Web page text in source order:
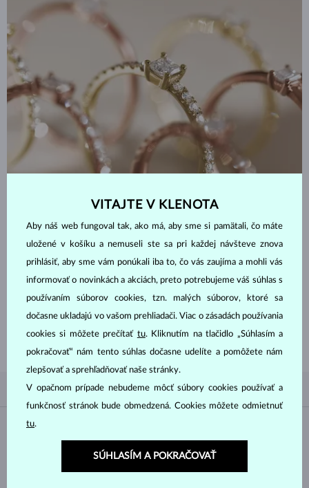
ZISTIŤ VIAC
nadčasového aj klasického dizajnu.
PODĽA OBĽÚBENOSTI 0/0 FILTROVANIE
Materiál
VITAJTE V KLENOTA
Aby náš web fungoval tak, ako má, aby sme si pamätali, čo máte
uložené v košíku a nemuseli ste sa pri každej návšteve znova
prihlásiť, aby sme vám ponúkali iba to, čo vás zaujíma a mohli vás
informovať o novinkách a akciách, preto potrebujeme váš súhlas s
používaním súborov cookies, tzn. malých súborov, ktoré sa
dočasne ukladajú vo vašom prehliadači. Viac o zásadách používania
cookies si môžete prečítať tu. Kliknutím na tlačidlo „Súhlasím a
pokračovať“ nám tento súhlas dočasne udelíte a pomôžete nám
zlepšovať a sprehľadňovať naše stránky.
V opačnom prípade nebudeme môcť súbory cookies používať a
funkčnosť stránok bude obmedzená. Cookies môžete odmietnuť
tu.
SÚHLASÍM A POKRAČOVAŤ